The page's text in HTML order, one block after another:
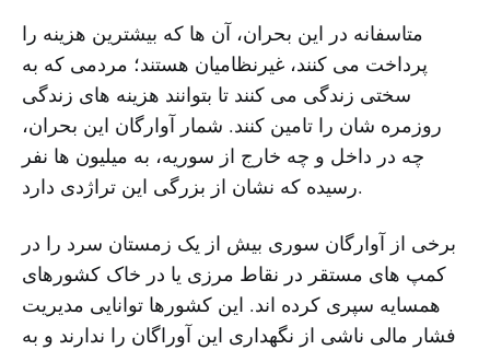
متاسفانه در این بحران، آن ها که بیشترین هزینه را
پرداخت می کنند، غیرنظامیان هستند؛ مردمی که به
سختی زندگی می کنند تا بتوانند هزینه های زندگی
روزمره شان را تامین کنند. شمار آوارگان این بحران،
چه در داخل و چه خارج از سوریه، به میلیون ها نفر
رسیده که نشان از بزرگی این تراژدی دارد.
برخی از آوارگان سوری بیش از یک زمستان سرد را در
کمپ های مستقر در نقاط مرزی یا در خاک کشورهای
همسایه سپری کرده اند. این کشورها توانایی مدیریت
فشار مالی ناشی از نگهداری این آوراگان را ندارند و به